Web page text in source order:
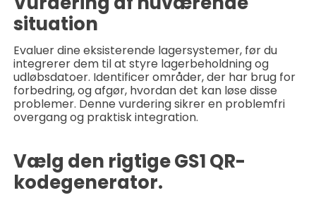
situation
Evaluer dine eksisterende lagersystemer, før du
integrerer dem til at styre lagerbeholdning og
udløbsdatoer. Identificer områder, der har brug for
forbedring, og afgør, hvordan det kan løse disse
problemer. Denne vurdering sikrer en problemfri
overgang og praktisk integration.
Vælg den rigtige GS1 QR-
kodegenerator.